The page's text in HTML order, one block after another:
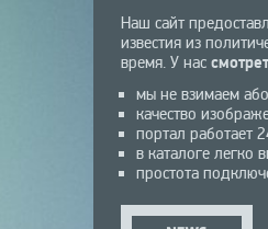
Наш сайт
известия из
время. У нас
мы не взимаем
качество
портал работает
в каталоге легко
простота